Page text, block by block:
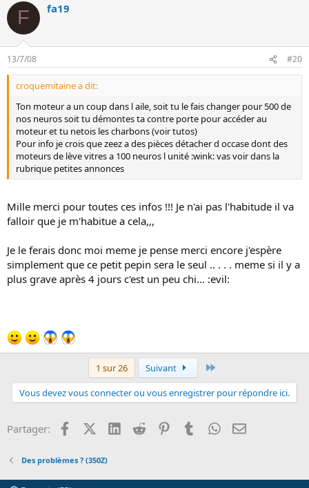
F fa19
13/7/08 #20
croquemitaine a dit:
Ton moteur a un coup dans l aile, soit tu le fais changer pour 500 de
nos neuros soit tu démontes ta contre porte pour accéder au
moteur et tu netois les charbons (voir tutos)
Pour info je crois que zeez a des pièces détacher d occase dont des
moteurs de lève vitres a 100 neuros l unité :wink: vas voir dans la
rubrique petites annonces
Mille merci pour toutes ces infos !!! Je n'ai pas l'habitude il va
falloir que je m'habitue a cela,,,
Je le ferais donc moi meme je pense merci encore j'espère
simplement que ce petit pepin sera le seul .. . . . meme si il y a
plus grave après 4 jours c'est un peu chi... :evil:
1 sur 26 Suivant
Vous devez vous connecter ou vous enregistrer pour répondre ici.
Partager: FacebookX (Twitter)
LinkedInReddit PinterestTumblrWhatsApp
Email
Des problèmes ? (350Z)